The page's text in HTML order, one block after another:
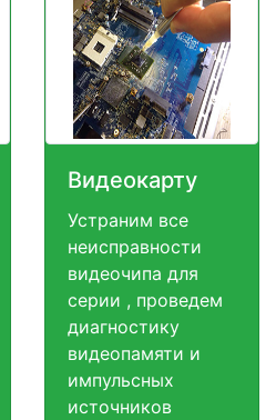
Видеокарту
Устраним все
неисправности
видеочипа для
серии , проведем
диагностику
видеопамяти и
импульсных
источников